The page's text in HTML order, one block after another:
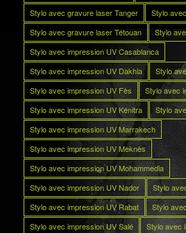
Stylo avec gravure laser Tanger
Stylo
Stylo avec gravure laser Tétouan
Stylo
Stylo avec impression UV Casablanca
Stylo avec impression UV Dakhla
Stylo
Stylo avec impression UV Fès
Stylo avec
Stylo avec impression UV Kénitra
Stylo
Stylo avec impression UV Marrakech
Stylo avec impression UV Meknès
Stylo avec impression UV Mohammedia
Stylo avec impression UV Nador
Stylo
Stylo avec impression UV Rabat
Stylo
Stylo avec impression UV Salé
Stylo avec